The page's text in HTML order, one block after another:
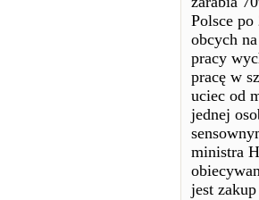
Polsce
obcych
pracy
pracę w
uciec od
jednej
ministra
jest